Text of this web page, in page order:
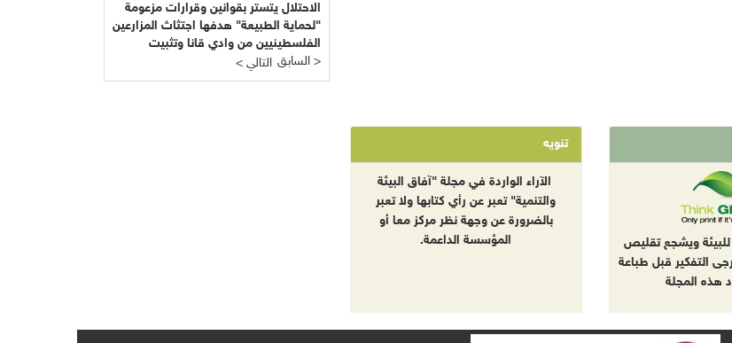
الاحتلال يتستر بقوانين وقرارات مزعومة
"لحماية الطبيعة" هدفها اجتثاث المزارعين
الفلسطينيين من وادي قانا وتثبيت
المشروع الاستيطاني التهويدي
< التالي السابق >
ويشجع تقليص
التفكير قبل طباعة
هذه المجلة
تنويه
الآراء الواردة في مجلة "آفاق البيئة
والتنمية" تعبر عن رأي كتابها ولا تعبر
بالضرورة عن وجهة نظر مركز معا أو
المؤسسة الداعمة.